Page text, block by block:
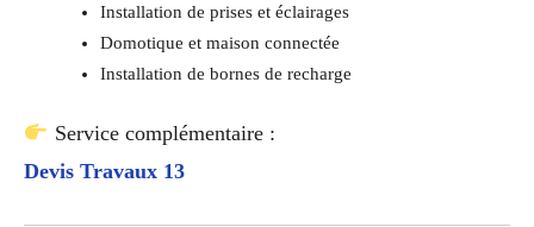
Installation de prises et éclairages
Domotique et maison connectée
Installation de bornes de recharge
Service complémentaire :
Devis Travaux 13